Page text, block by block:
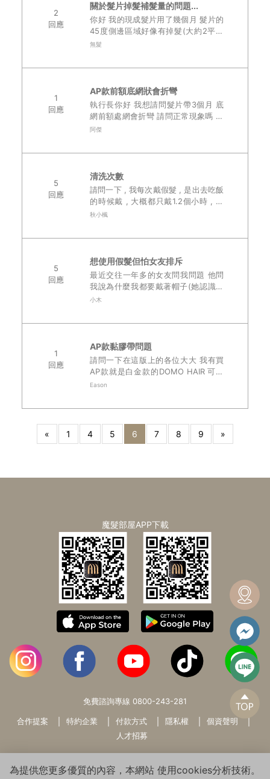
2
回應
關於髮片掉髮補髮量的問題...
你好 我的現成髮片用了幾個月 髮片的
45度側邊區域好像有掉髮(大約2平方
公分) 該區域髮量變很少、薄，有明顯
無髮
1
回應
AP款前額底網狀會折彎
執行長你好 我想請問髮片帶3個月 底
網前額處網會折彎 請問正常現象嗎 如
果正常 我還有一頂AP款 未修剪 未帶
阿傑
5
回應
清洗次數
請問一下 , 我每次戴假髮 , 是出去吃飯
的時候戴 , 大概都只戴1.2個小時 , 戴
幾次才需要清洗呢 ? ..
秋小楓
5
回應
想使用假髮但怕女友排斥
最近交往一年多的女友問我問題 他問
我說為什麼我都要戴著帽子(她認識我
的時候我就有戴了) 她有看過我帽子拿
小木
1
回應
AP款黏膠帶問題
請問一下在這版上的各位大大 我有買
AP款就是白金款的DOMO HAIR 可是
前額部份因為他是底網網材 所以黏膠
Eason
« 1 4 5 6 7 8 9 »
魔髮部屋APP下載
免費諮詢專線 0800-243-281
合作提案 特約企業 付款方式 隱私權
個資聲明
人才招募
為提供您更多優質的內容，本網站 使用cookies分析技術。